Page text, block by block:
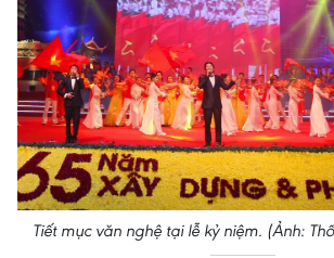
Tiết mục văn nghệ tại lễ kỷ niệm. (Ảnh: